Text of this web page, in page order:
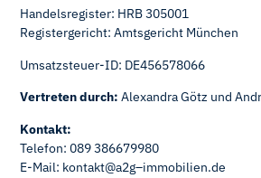
Handelsregister: HRB 305001
Registergericht: Amtsgericht München
Umsatzsteuer-ID: DE456578066
Vertreten durch: Alexandra Götz und
Kontakt:
Telefon: 089 386679980
E-Mail: kontakt@a2g–immobilien.de